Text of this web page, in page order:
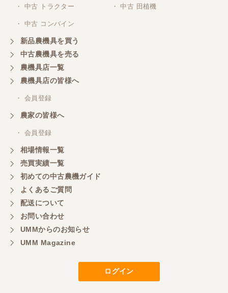
山梨県／井上農場
このたびはお取引ありがとうございました。 梱包も
山梨県／
商談成立の連絡をいたいておりません。
山梨県／中川
このたびは、ありがとうございました。
山梨県／好ちゃん
大変いい商品で草刈り作業で活躍しています
・ 中古 トラクター ・ 中古 田植機
・ 中古 コンバイン
新品農機具を買う
中古農機具を売る
農機具店一覧
農機具店の皆様へ
・ 会員登録
農家の皆様へ
・ 会員登録
相場情報一覧
売買実績一覧
初めての中古農機ガイド
よくあるご質問
配送について
お問い合わせ
UMMからのお知らせ
UMM Magazine
ログイン